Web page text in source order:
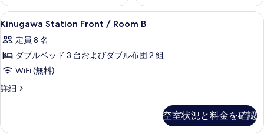
Kinugawa
Station
Front
/
Room
B
べ
2 室のベッドルーム、デスク、防音設
29
Kinugawa Station Front / Room B
定員 8 名
ダブルベッド 3 台およびダブル布団 2 組
WiFi (無料)
詳細
Kinugawa
Room
空室状況と料金を確認